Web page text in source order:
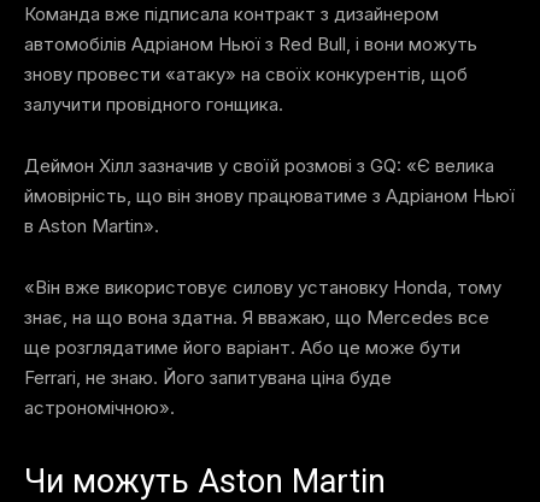
Команда вже підписала контракт з дизайнером
автомобілів Адріаном Ньюї з Red Bull, і вони можуть
знову провести «атаку» на своїх конкурентів, щоб
залучити провідного гонщика.
Деймон Хілл зазначив у своїй розмові з GQ: «Є велика
ймовірність, що він знову працюватиме з Адріаном Ньюї
в Aston Martin».
«Він вже використовує силову установку Honda, тому
знає, на що вона здатна. Я вважаю, що Mercedes все
ще розглядатиме його варіант. Або це може бути
Ferrari, не знаю. Його запитувана ціна буде
астрономічною».
Чи можуть Aston Martin